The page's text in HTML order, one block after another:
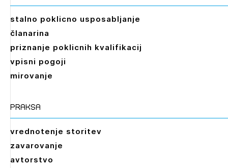
stalno poklicno usposabljanje
članarina
priznanje poklicnih kvalifikacij
vpisni pogoji
mirovanje
praksa
vrednotenje storitev
zavarovanje
avtorstvo